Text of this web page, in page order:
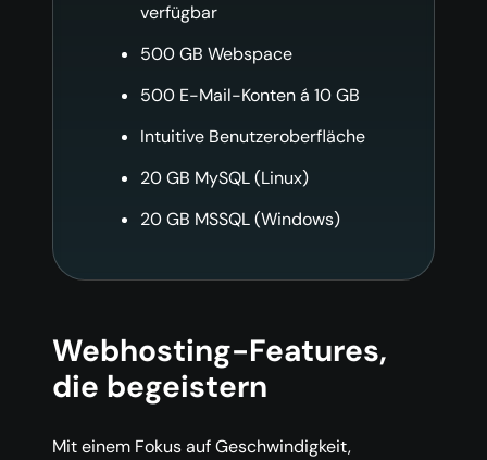
verfügbar
500 GB Webspace
500 E-Mail-Konten á 10 GB
Intuitive Benutzeroberfläche
20 GB MySQL (Linux)
20 GB MSSQL (Windows)
Webhosting-Features,
die begeistern
Mit einem Fokus auf Geschwindigkeit,